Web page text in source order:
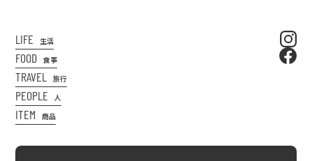
LIFE 生活
FOOD 食事
TRAVEL 旅行
PEOPLE 人
ITEM 商品